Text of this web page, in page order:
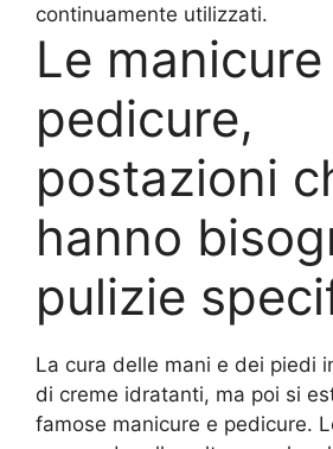
continuamente utilizzati.
Le
pedicure,
postazioni
hanno
pulizie
La cura delle mani e dei piedi
di creme idratanti, ma poi si
famose manicure e pedicure.